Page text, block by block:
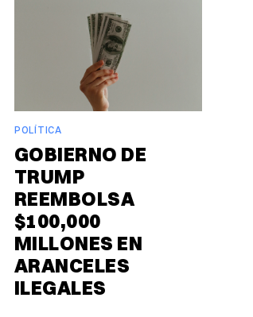
POLÍTICA
GOBIERNO DE
TRUMP
REEMBOLSA
$100,000
MILLONES EN
ARANCELES
ILEGALES